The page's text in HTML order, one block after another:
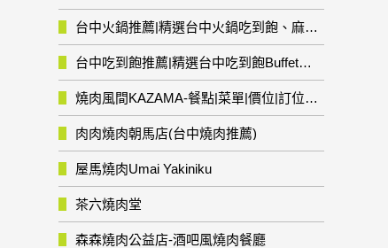
台中火鍋推薦|精選台中火鍋吃到飽、麻辣鍋、鴛鴦鍋、石頭火鍋、酸菜白肉鍋、海鮮鍋、燒酒雞、麻油雞、壽喜燒等熱門人氣火鍋店!
台中吃到飽推薦|精選台中吃到飽Buffet自助餐廳
燒肉風間KAZAMA-餐點|菜單|價位|訂位資訊
肉肉燒肉朝馬店(台中燒肉推薦)
屋馬燒肉Umai Yakiniku
茶六燒肉堂
森森燒肉公益店-酒吧風燒肉餐廳